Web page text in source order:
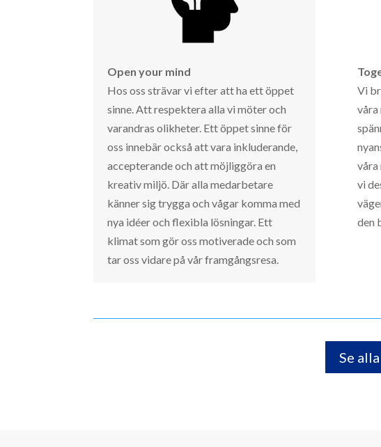
Open your mind
Hos oss strävar vi efter att ha ett öppet
sinne. Att respektera alla vi möter och
varandras olikheter. Ett öppet sinne för
oss innebär också att vara inkluderande,
accepterande och att möjliggöra en
kreativ miljö. Där alla medarbetare
känner sig trygga och vågar komma med
nya idéer och flexibla lösningar. Ett
klimat som gör oss motiverade och som
tar oss vidare på vår framgångsresa.
Vi
våra
våra
vi
den
Se